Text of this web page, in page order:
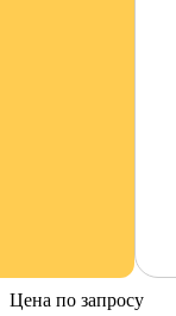
Цена по запросу